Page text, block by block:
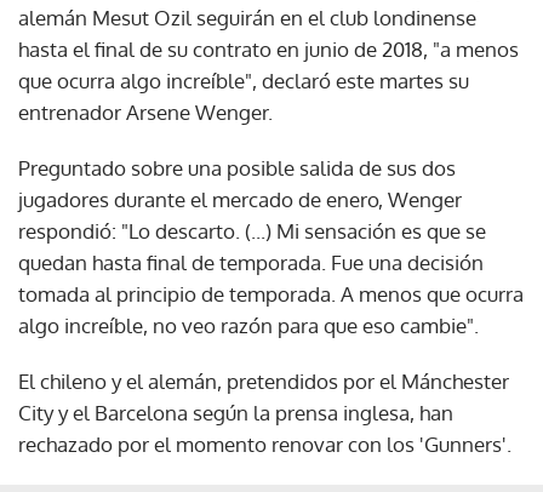
alemán Mesut Ozil seguirán en el club londinense
hasta el final de su contrato en junio de 2018, "a menos
que ocurra algo increíble", declaró este martes su
entrenador Arsene Wenger.
Preguntado sobre una posible salida de sus dos
jugadores durante el mercado de enero, Wenger
respondió: "Lo descarto. (...) Mi sensación es que se
quedan hasta final de temporada. Fue una decisión
tomada al principio de temporada. A menos que ocurra
algo increíble, no veo razón para que eso cambie".
El chileno y el alemán, pretendidos por el Mánchester
City y el Barcelona según la prensa inglesa, han
rechazado por el momento renovar con los 'Gunners'.